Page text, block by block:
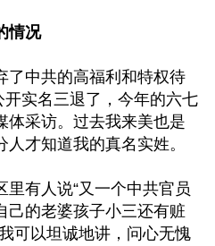
情况
了中共的高福利和特权待
实名三退了，今年的六七
体采访。过去我来美也是
才知道我的真名实姓。
有人说“又一个中共官员
己的老婆孩子小三还有赃
可以坦诚地讲，问心无愧